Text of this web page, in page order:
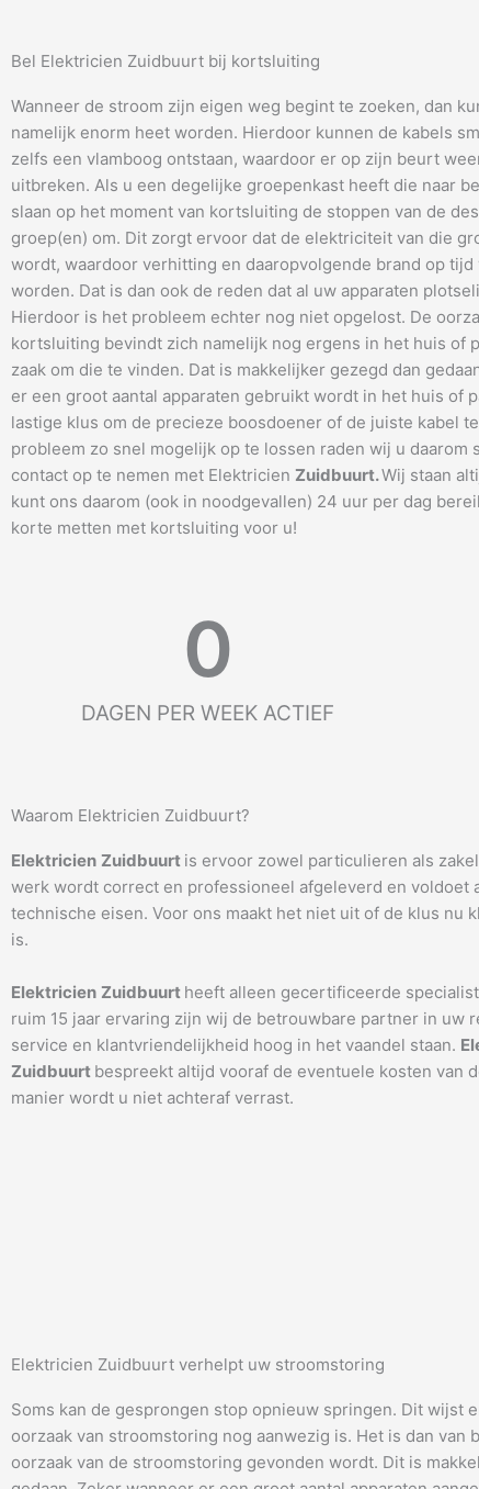
Bel Elektricien Zuidbuurt bij kortsluiting
Wanneer de stroom zijn eigen weg begint te zoeken, dan
namelijk enorm heet worden. Hierdoor kunnen de kabels
zelfs een vlamboog ontstaan, waardoor er op zijn beurt
uitbreken. Als u een degelijke groepenkast heeft die naar
slaan op het moment van kortsluiting de stoppen van de
groep(en) om. Dit zorgt ervoor dat de elektriciteit van die
wordt, waardoor verhitting en daaropvolgende brand op tijd
worden. Dat is dan ook de reden dat al uw apparaten
Hierdoor is het probleem echter nog niet opgelost. De
kortsluiting bevindt zich namelijk nog ergens in het huis of
zaak om die te vinden. Dat is makkelijker gezegd dan
er een groot aantal apparaten gebruikt wordt in het huis of
lastige klus om de precieze boosdoener of de juiste kabel
probleem zo snel mogelijk op te lossen raden wij u daarom
contact op te nemen met Elektricien Zuidbuurt.Wij staan
kunt ons daarom (ook in noodgevallen) 24 uur per dag
korte metten met kortsluiting voor u!
DAGEN PER WEEK ACTIEF
0
Waarom Elektricien Zuidbuurt?
Elektricien Zuidbuurt is ervoor zowel particulieren als
werk wordt correct en professioneel afgeleverd en voldoet
technische eisen. Voor ons maakt het niet uit of de klus nu
is.
Elektricien Zuidbuurt heeft alleen gecertificeerde
ruim 15 jaar ervaring zijn wij de betrouwbare partner in uw
service en klantvriendelijkheid hoog in het vaandel staan.
Zuidbuurt bespreekt altijd vooraf de eventuele kosten van
manier wordt u niet achteraf verrast.
Elektricien Zuidbuurt verhelpt uw stroomstoring
Soms kan de gesprongen stop opnieuw springen. Dit wijst
oorzaak van stroomstoring nog aanwezig is. Het is dan van
oorzaak van de stroomstoring gevonden wordt. Dit is